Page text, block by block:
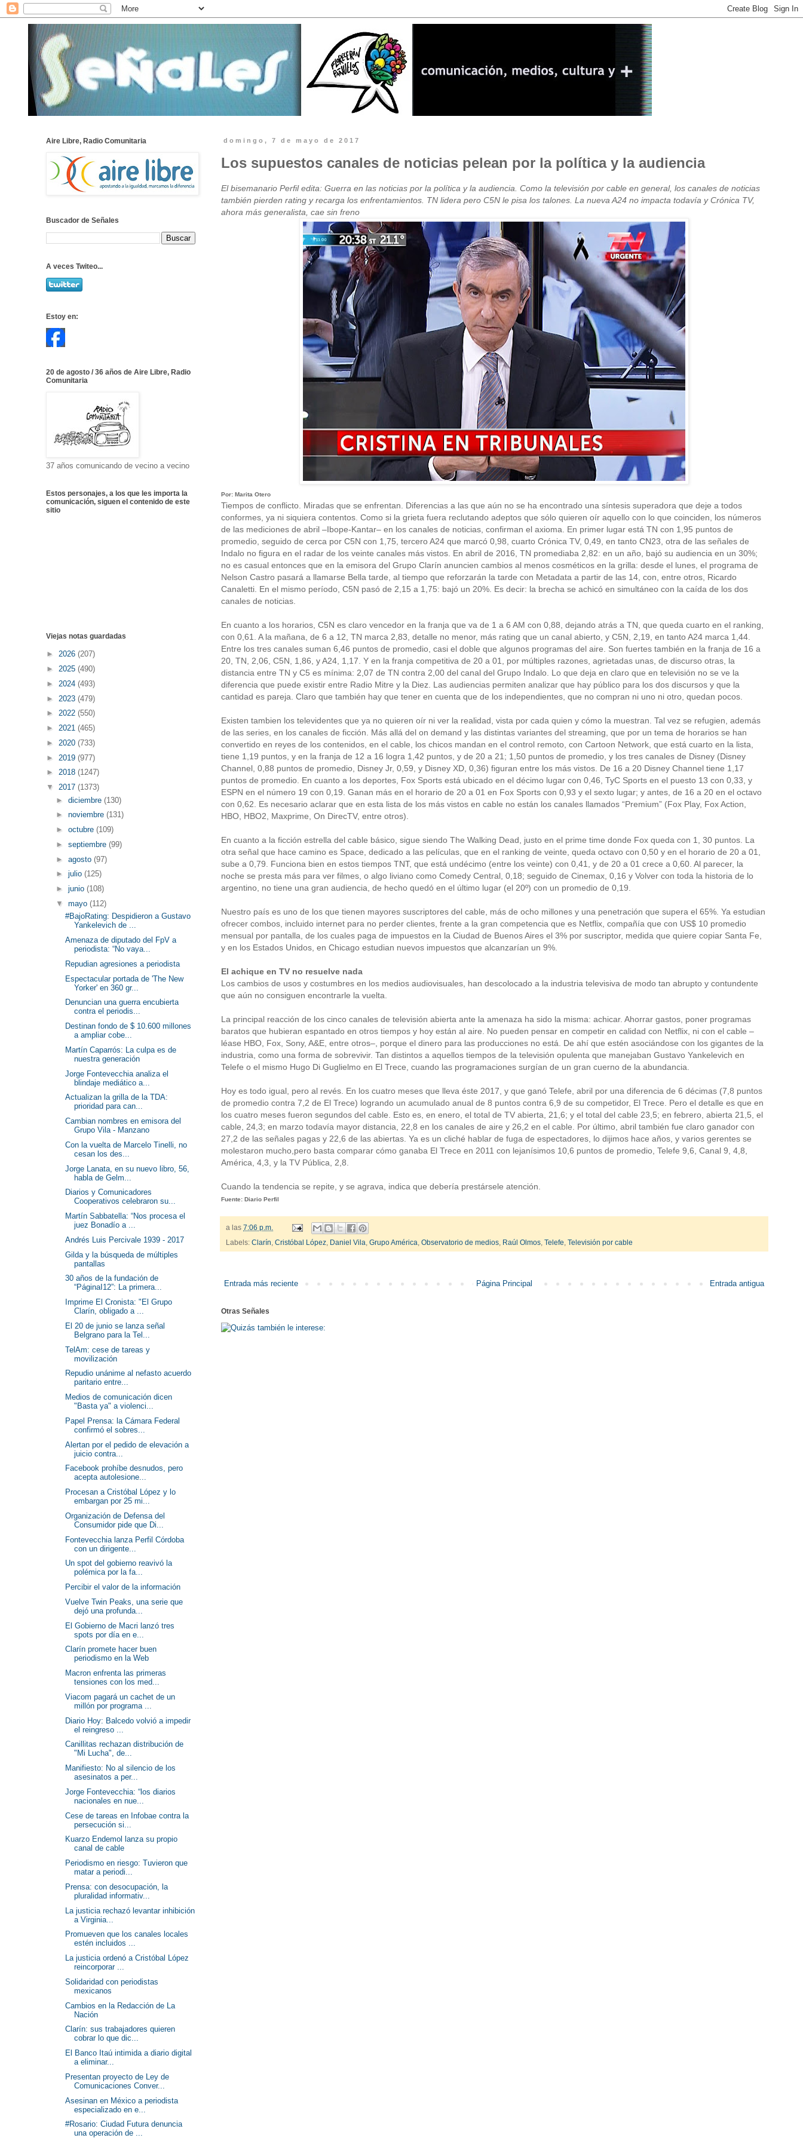
domingo, 7 de mayo de 2017
Los supuestos canales de noticias pelean por la política y la audiencia
El bisemanario Perfil edita: Guerra en las noticias por la política y la audiencia. Como la televisión por cable en general, los canales de noticias
también pierden rating y recarga los enfrentamientos. TN lidera pero C5N le pisa los talones. La nueva A24 no impacta todavía y Crónica TV,
ahora más generalista, cae sin freno
Por: Marita Otero
Tiempos de conflicto. Miradas que se enfrentan. Diferencias a las que aún no se ha encontrado una síntesis superadora que deje a todos
conformes, ya ni siquiera contentos. Como si la grieta fuera reclutando adeptos que sólo quieren oír aquello con lo que coinciden, los números
de las mediciones de abril –Ibope-Kantar– en los canales de noticias, confirman el axioma. En primer lugar está TN con 1,95 puntos de
promedio, seguido de cerca por C5N con 1,75, tercero A24 que marcó 0,98, cuarto Crónica TV, 0,49, en tanto CN23, otra de las señales de
Indalo no figura en el radar de los veinte canales más vistos. En abril de 2016, TN promediaba 2,82: en un año, bajó su audiencia en un 30%;
no es casual entonces que en la emisora del Grupo Clarín anuncien cambios al menos cosméticos en la grilla: desde el lunes, el programa de
Nelson Castro pasará a llamarse Bella tarde, al tiempo que reforzarán la tarde con Metadata a partir de las 14, con, entre otros, Ricardo
Canaletti. En el mismo período, C5N pasó de 2,15 a 1,75: bajó un 20%. Es decir: la brecha se achicó en simultáneo con la caída de los dos
canales de noticias.
En cuanto a los horarios, C5N es claro vencedor en la franja que va de 1 a 6 AM con 0,88, dejando atrás a TN, que queda cuarto en el ranking,
con 0,61. A la mañana, de 6 a 12, TN marca 2,83, detalle no menor, más rating que un canal abierto, y C5N, 2,19, en tanto A24 marca 1,44.
Entre los tres canales suman 6,46 puntos de promedio, casi el doble que algunos programas del aire. Son fuertes también en la franja de 16 a
20, TN, 2,06, C5N, 1,86, y A24, 1,17. Y en la franja competitiva de 20 a 01, por múltiples razones, agrietadas unas, de discurso otras, la
distancia entre TN y C5 es mínima: 2,07 de TN contra 2,00 del canal del Grupo Indalo. Lo que deja en claro que en televisión no se ve la
diferencia que puede existir entre Radio Mitre y la Diez. Las audiencias permiten analizar que hay público para los dos discursos y que la
cantidad es pareja. Claro que también hay que tener en cuenta que de los independientes, que no compran ni uno ni otro, quedan pocos.
Existen tambien los televidentes que ya no quieren oír ni ver la realidad, vista por cada quien y cómo la muestran. Tal vez se refugien, además
de las series, en los canales de ficción. Más allá del on demand y las distintas variantes del streaming, que por un tema de horarios se han
convertido en reyes de los contenidos, en el cable, los chicos mandan en el control remoto, con Cartoon Network, que está cuarto en la lista,
tiene 1,19 puntos, y en la franja de 12 a 16 logra 1,42 puntos, y de 20 a 21; 1,50 puntos de promedio, y los tres canales de Disney (Disney
Channel, 0,88 puntos de promedio, Disney Jr, 0,59, y Disney XD, 0,36) figuran entre los más vistos. De 16 a 20 Disney Channel tiene 1,17
puntos de promedio. En cuanto a los deportes, Fox Sports está ubicado en el décimo lugar con 0,46, TyC Sports en el puesto 13 con 0,33, y
ESPN en el número 19 con 0,19. Ganan más en el horario de 20 a 01 en Fox Sports con 0,93 y el sexto lugar; y antes, de 16 a 20 en el octavo
con 0,62. Es necesario aclarar que en esta lista de los más vistos en cable no están los canales llamados “Premium” (Fox Play, Fox Action,
HBO, HBO2, Maxprime, On DirecTV, entre otros).
En cuanto a la ficción estrella del cable básico, sigue siendo The Walking Dead, justo en el prime time donde Fox queda con 1, 30 puntos. La
otra señal que hace camino es Space, dedicado a las películas, que en el ranking de veinte, queda octavo con 0,50 y en el horario de 20 a 01,
sube a 0,79. Funciona bien en estos tiempos TNT, que está undécimo (entre los veinte) con 0,41, y de 20 a 01 crece a 0,60. Al parecer, la
noche se presta más para ver filmes, o algo liviano como Comedy Central, 0,18; seguido de Cinemax, 0,16 y Volver con toda la historia de lo
argentino, no tiene una gran audiencia, de hecho quedó en el último lugar (el 20º) con un promedio de 0,19.
Nuestro país es uno de los que tienen mayores suscriptores del cable, más de ocho millones y una penetración que supera el 65%. Ya estudian
ofrecer combos, incluido internet para no perder clientes, frente a la gran competencia que es Netflix, compañía que con US$ 10 promedio
mensual por pantalla, de los cuales paga de impuestos en la Ciudad de Buenos Aires el 3% por suscriptor, medida que quiere copiar Santa Fe,
y en los Estados Unidos, en Chicago estudian nuevos impuestos que alcanzarían un 9%.
El achique en TV no resuelve nada
Los cambios de usos y costumbres en los medios audiovisuales, han descolocado a la industria televisiva de modo tan abrupto y contundente
que aún no consiguen encontrarle la vuelta.
La principal reacción de los cinco canales de televisión abierta ante la amenaza ha sido la misma: achicar. Ahorrar gastos, poner programas
baratos que hubieran espantado en otros tiempos y hoy están al aire. No pueden pensar en competir en calidad con Netflix, ni con el cable –
léase HBO, Fox, Sony, A&E, entre otros–, porque el dinero para las producciones no está. De ahí que estén asociándose con los gigantes de la
industria, como una forma de sobrevivir. Tan distintos a aquellos tiempos de la televisión opulenta que manejaban Gustavo Yankelevich en
Telefe o el mismo Hugo Di Guglielmo en El Trece, cuando las programaciones surgían de un gran cuerno de la abundancia.
Hoy es todo igual, pero al revés. En los cuatro meses que lleva éste 2017, y que ganó Telefe, abril por una diferencia de 6 décimas (7,8 puntos
de promedio contra 7,2 de El Trece) logrando un acumulado anual de 8 puntos contra 6,9 de su competidor, El Trece. Pero el detalle es que en
los cuatro meses fueron segundos del cable. Esto es, en enero, el total de TV abierta, 21,6; y el total del cable 23,5; en febrero, abierta 21,5, el
cable, 24,3; en marzo todavía mayor distancia, 22,8 en los canales de aire y 26,2 en el cable. Por último, abril también fue claro ganador con
27,2 de las señales pagas y 22,6 de las abiertas. Ya es un cliché hablar de fuga de espectadores, lo dijimos hace años, y varios gerentes se
molestaron mucho,pero basta comparar cómo ganaba El Trece en 2011 con lejanísimos 10,6 puntos de promedio, Telefe 9,6, Canal 9, 4,8,
América, 4,3, y la TV Pública, 2,8.
Cuando la tendencia se repite, y se agrava, indica que debería prestársele atención.
Fuente: Diario Perfil
a las 7:06 p.m.
Labels: Clarín Cristóbal López Daniel Vila Grupo América Observatorio de medios Raúl Olmos Telefe Televisión por cable
Entrada más reciente Entrada antigua
Página Principal
Otras Señales
Aire Libre, Radio Comunitaria
Buscador de Señales
A veces Twiteo...
Estoy en:
20 de agosto / 36 años de Aire Libre, Radio
Comunitaria
37 años comunicando de vecino a vecino
Estos personajes, a los que les importa la
comunicación, siguen el contenido de este
sitio
Viejas notas guardadas
► 2026 (207)
► 2025 (490)
► 2024 (493)
► 2023 (479)
► 2022 (550)
► 2021 (465)
► 2020 (733)
► 2019 (977)
► 2018 (1247)
▼ 2017 (1373)
► diciembre (130)
► noviembre (131)
► octubre (109)
► septiembre (99)
► agosto (97)
► julio (125)
► junio (108)
▼ mayo (112)
#BajoRating: Despidieron a Gustavo
Yankelevich de ...
Amenaza de diputado del FpV a
periodista: “No vaya...
Repudian agresiones a periodista
Espectacular portada de 'The New
Yorker' en 360 gr...
Denuncian una guerra encubierta
contra el periodis...
Destinan fondo de $ 10.600 millones
a ampliar cobe...
Martín Caparrós: La culpa es de
nuestra generación
Jorge Fontevecchia analiza el
blindaje mediático a...
Actualizan la grilla de la TDA:
prioridad para can...
Cambian nombres en emisora del
Grupo Vila - Manzano
Con la vuelta de Marcelo Tinelli, no
cesan los des...
Jorge Lanata, en su nuevo libro, 56,
habla de Gelm...
Diarios y Comunicadores
Cooperativos celebraron su...
Martín Sabbatella: “Nos procesa el
juez Bonadío a ...
Andrés Luis Percivale 1939 - 2017
Gilda y la búsqueda de múltiples
pantallas
30 años de la fundación de
“PáginaI12”: La primera...
Imprime El Cronista: "El Grupo
Clarín, obligado a ...
El 20 de junio se lanza señal
Belgrano para la Tel...
TelAm: cese de tareas y
movilización
Repudio unánime al nefasto acuerdo
paritario entre...
Medios de comunicación dicen
"Basta ya" a violenci...
Papel Prensa: la Cámara Federal
confirmó el sobres...
Alertan por el pedido de elevación a
juicio contra...
Facebook prohíbe desnudos, pero
acepta autolesione...
Procesan a Cristóbal López y lo
embargan por 25 mi...
Organización de Defensa del
Consumidor pide que Di...
Fontevecchia lanza Perfil Córdoba
con un dirigente...
Un spot del gobierno reavivó la
polémica por la fa...
Percibir el valor de la información
Vuelve Twin Peaks, una serie que
dejó una profunda...
El Gobierno de Macri lanzó tres
spots por día en e...
Clarín promete hacer buen
periodismo en la Web
Macron enfrenta las primeras
tensiones con los med...
Viacom pagará un cachet de un
millón por programa ...
Diario Hoy: Balcedo volvió a impedir
el reingreso ...
Canillitas rechazan distribución de
"Mi Lucha", de...
Manifiesto: No al silencio de los
asesinatos a per...
Jorge Fontevecchia: “los diarios
nacionales en nue...
Cese de tareas en Infobae contra la
persecución si...
Kuarzo Endemol lanza su propio
canal de cable
Periodismo en riesgo: Tuvieron que
matar a periodi...
Prensa: con desocupación, la
pluralidad informativ...
La justicia rechazó levantar inhibición
a Virginia...
Promueven que los canales locales
estén incluidos ...
La justicia ordenó a Cristóbal López
reincorporar ...
Solidaridad con periodistas
mexicanos
Cambios en la Redacción de La
Nación
Clarín: sus trabajadores quieren
cobrar lo que dic...
El Banco Itaú intimida a diario digital
a eliminar...
Presentan proyecto de Ley de
Comunicaciones Conver...
Asesinan en México a periodista
especializado en e...
#Rosario: Ciudad Futura denuncia
una operación de ...